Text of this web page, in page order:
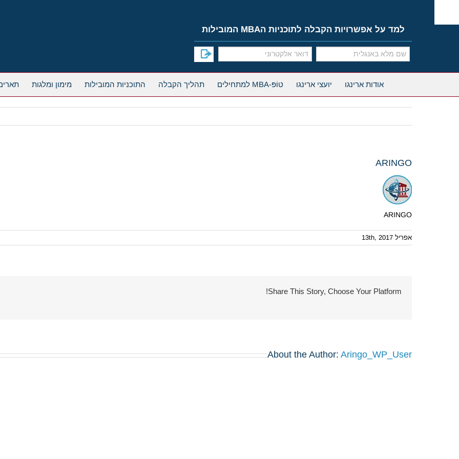
content
למד על אפשרויות הקבלה לתוכניות הMBA המובילות
אודות ארינגו יועצי ארינגו טוֹפּ-MBA למתחילים תהליך הקבלה התוכניות המובילות מימון ומלגות
ARINGO
ARINGO
אפריל 13th, 2017
Share This Story, Choose Your Platform!
About the Author: Aringo_WP_User